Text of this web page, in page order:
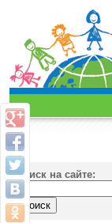
Поиск на сайте: